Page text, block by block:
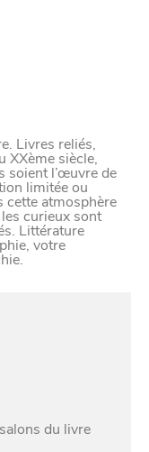
Livres reliés,
XXème siècle,
soient l’œuvre de
limitée ou
cette atmosphère
curieux sont
Littérature
votre
du livre